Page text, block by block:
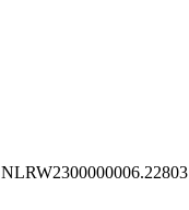
NLRW2300000006.22803